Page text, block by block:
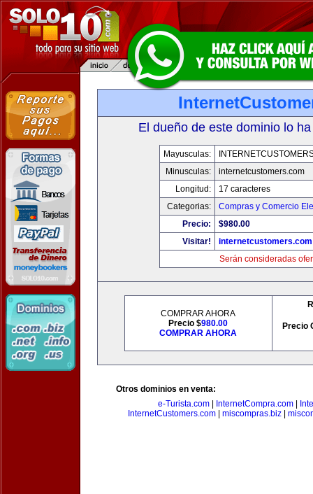
El dueño de este dominio lo
Mayusculas:
Minusculas:
internetcustomers.com
Longitud:
17 caracteres
Categorias:
Compras y Comercio
Precio:
$980.00
Visitar!
internetcustomers.com
Serán consideradas
COMPRAR AHORA
Precio $980.00
COMPRAR AHORA
Precio
Otros dominios en venta:
e-Turista.com
InternetCompra.com
InternetCustomers.com| miscompras.biz|